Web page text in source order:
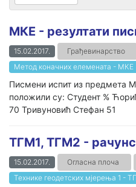
МКЕ - резултати
15.02.2017.
Грађевинарство
Метод коначних елемената - МКЕ
Писмени испит из предмета
положили су: Студент %
70 Тривуновић Стефан 51
ТГМ1, ТГМ2 -
15.02.2017. Огласна плоча
Технике геодетских мјерења 1 -